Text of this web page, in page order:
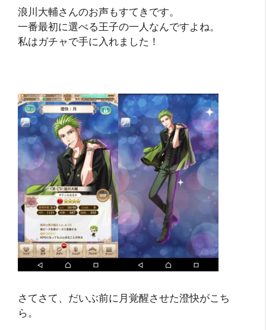
浪川大輔さんのお声もすてきです。
一番最初に選べる王子の一人なんですよね。
私はガチャで手に入れました！
さてさて、だいぶ前に月覚醒させた澄快がこち
ら。